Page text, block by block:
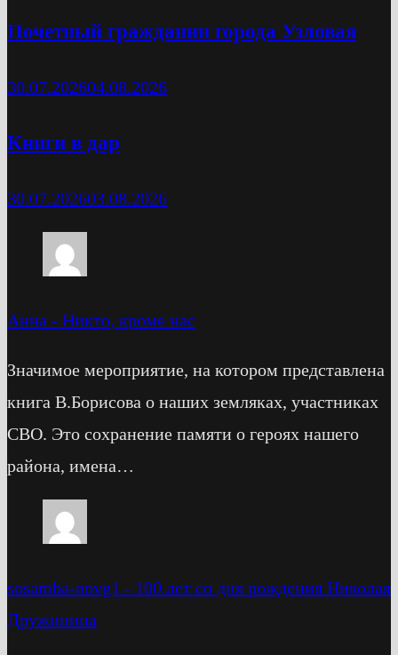
Почетный гражданин города Узловая
30.07.202604.08.2026
Книги в дар
30.07.202603.08.2026
Анна - Никто, кроме нас
Значимое мероприятие, на котором представлена
книга В.Борисова о наших земляках, участниках
СВО. Это сохранение памяти о героях нашего
района, имена…
sosamba-novg1 - 100 лет со дня рождения Николая
Дружинина